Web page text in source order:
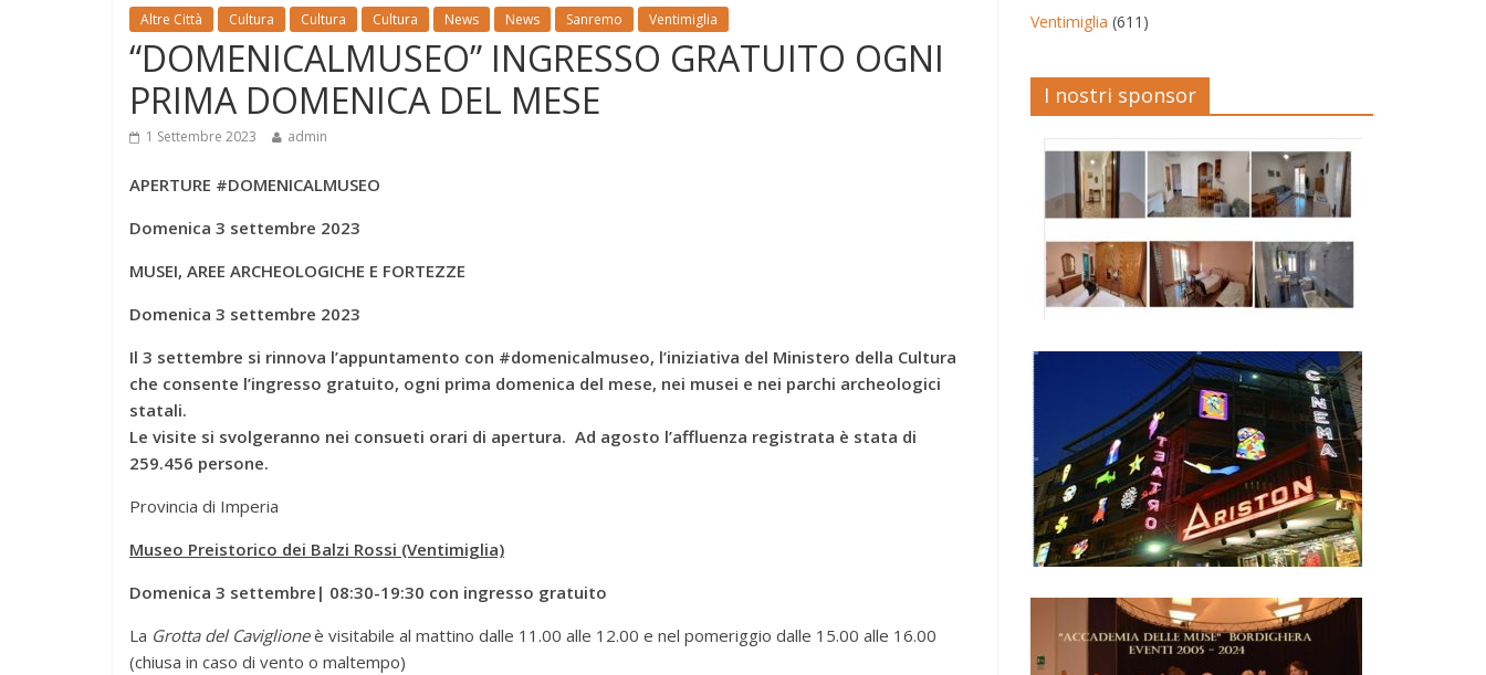
Altre Città Cultura Cultura Cultura News News Sanremo Ventimiglia
“DOMENICALMUSEO” INGRESSO GRATUITO OGNI
PRIMA DOMENICA DEL MESE
1 Settembre 2023 admin
APERTURE #DOMENICALMUSEO
Domenica 3 settembre 2023
MUSEI, AREE ARCHEOLOGICHE E FORTEZZE
Domenica 3 settembre 2023
Il 3 settembre si rinnova l’appuntamento con #domenicalmuseo, l’iniziativa del Ministero della Cultura
che consente l’ingresso gratuito, ogni prima domenica del mese, nei musei e nei parchi archeologici
statali.
Le visite si svolgeranno nei consueti orari di apertura. Ad agosto l’affluenza registrata è stata di
259.456 persone.
Provincia di Imperia
Museo Preistorico dei Balzi Rossi (Ventimiglia)
Domenica 3 settembre| 08:30-19:30 con ingresso gratuito
La Grotta del Caviglioneè visitabile al mattino dalle 11.00 alle 12.00 e nel pomeriggio dalle 15.00 alle 16.00
(chiusa in caso di vento o maltempo)
Ventimiglia (611)
I nostri sponsor